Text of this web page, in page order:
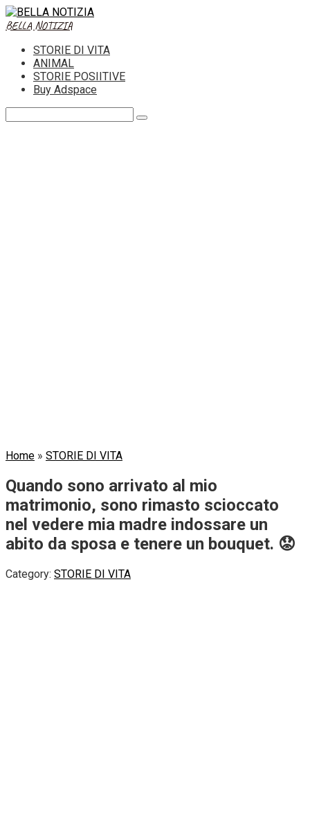
Skip
to
BELLA NOTIZIA
STORIE DI VITA
ANIMAL
STORIE POSIITIVE
Buy Adspace
Home » STORIE DI VITA
Quando sono arrivato al mio
matrimonio, sono rimasto scioccato
nel vedere mia madre indossare un
abito da sposa e tenere un bouquet. 😟
Category: STORIE DI VITA